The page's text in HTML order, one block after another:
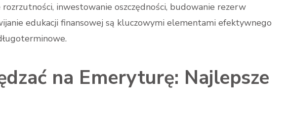
rozrzutności, inwestowanie oszczędności, budowanie rezerw
edukacji finansowej są kluczowymi elementami efektywnego
na Emeryturę: Najlepsze